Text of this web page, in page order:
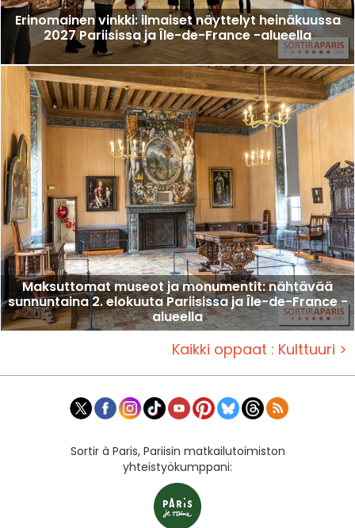
Erinomainen vinkki: ilmaiset näyttelyt heinäkuussa
2027 Pariisissa ja Île-de-France -alueella
Maksuttomat museot ja monumentit: nähtävää
sunnuntaina 2. elokuuta Pariisissa ja Île-de-France -
alueella
Kaikki oppaat : Kulttuuri >
Sortir à Paris, Pariisin matkailutoimiston
yhteistyökumppani: